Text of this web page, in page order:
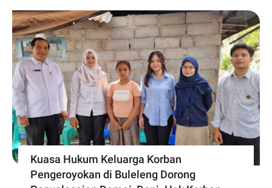
Kuasa Hukum Keluarga Korban
Pengeroyokan di Buleleng Dorong